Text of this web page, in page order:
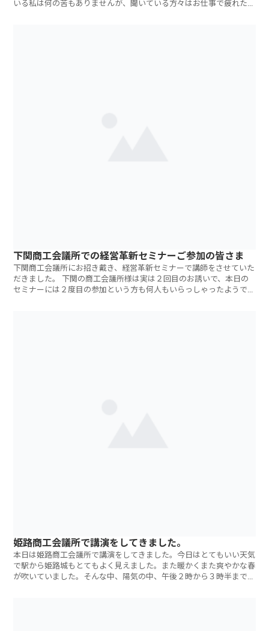
いる私は何の苦もありませんが、聞いている方々はお仕事で疲れた後
下関商工会議所での経営革新セミナーご参加の皆さま
下関商工会議所にお招き戴き、経営革新セミナーで講師をさせていた
だきました。 下関の商工会議所様は実は２回目のお誘いで、本日の
セミナーには２度目の参加という方も何人もいらっしゃったようで
姫路商工会議所で講演をしてきました。
本日は姫路商工会議所で講演をしてきました。今日はとてもいい天気
で駅から姫路城もとてもよく見えました。また暖かくまた爽やかな春
が吹いていました。そんな中、陽気の中、午後２時から３時半までの